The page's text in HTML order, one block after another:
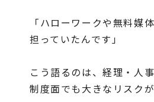
「ハローワークや無料媒
担っていたんです」
こう語るのは、経理・人
制度面でも大きなリスク